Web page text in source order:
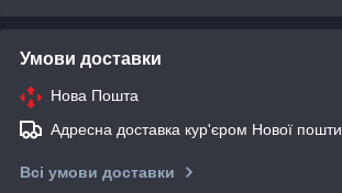
Умови доставки
Нова Пошта
Адресна доставка кур'єром Нової пошти
Всі умови доставки